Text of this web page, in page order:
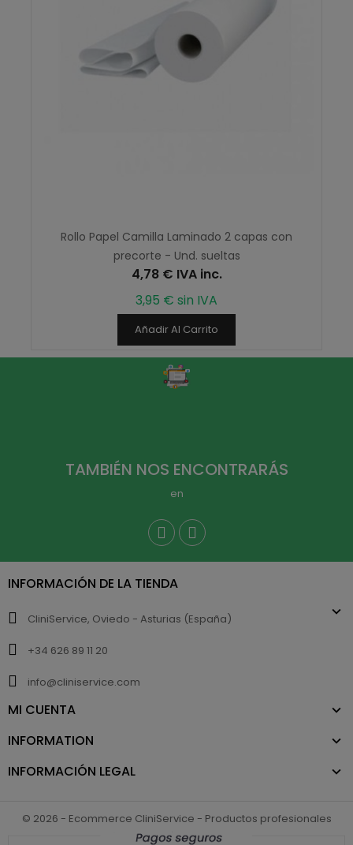
Rollo Papel Camilla Laminado 2 capas con
precorte - Und. sueltas
4,78 € IVA inc.
3,95 € sin IVA
Añadir Al Carrito
TAMBIÉN NOS ENCONTRARÁS
en
INFORMACIÓN DE LA TIENDA
CliniService, Oviedo - Asturias (España)
+34 626 89 11 20
info@cliniservice.com
MI CUENTA
INFORMATION
INFORMACIÓN LEGAL
© 2026 - Ecommerce CliniService - Productos profesionales